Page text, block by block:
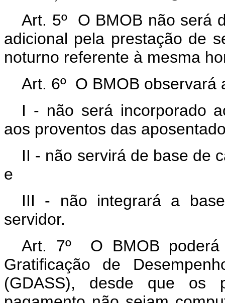
Art. 5º O BMOB não será
adicional pela prestação de
noturno referente à mesma
Art. 6º O BMOB observará
I - não será incorporado
aos proventos das
II - não servirá de base de
e
III - não integrará a
servidor.
Art. 7º O BMOB poderá
Gratificação de
(GDASS), desde que os